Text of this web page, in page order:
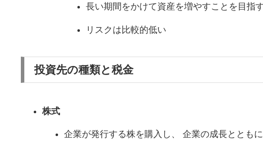
長い期間をかけて資産を増やすことを目指
リスクは比較的低い
投資先の種類と税金
株式
企業が発行する株を購入し、 企業の成長ととも